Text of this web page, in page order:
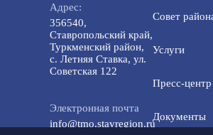
Адрес:
356540,
Ставропольский край,
Туркменский район,
с. Летняя Ставка, ул.
Советская 122
Электронная почта
info@tmo.stavregion.ru
Совет
Услуги
Пресс-центр
Документы